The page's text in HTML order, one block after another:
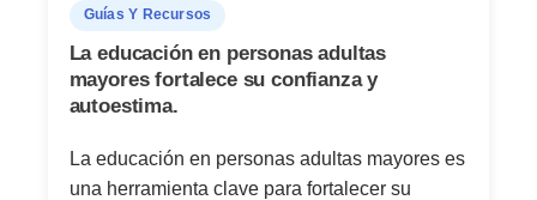
Guías Y Recursos
La educación en personas adultas
mayores fortalece su confianza y
autoestima.
La educación en personas adultas mayores es
una herramienta clave para fortalecer su